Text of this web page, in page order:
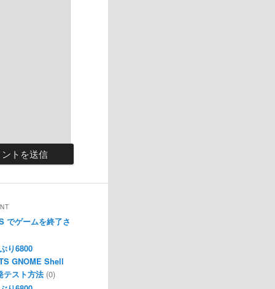
でゲームを終了さ
り6800
GNOME Shell
スト方法(0)